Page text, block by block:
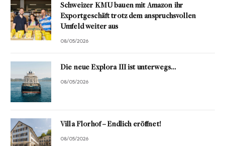
Schweizer KMU bauen mit Amazon ihr
Exportgeschäft trotz dem anspruchsvollen
Umfeld weiter aus
08/05/2026
Die neue Explora III ist unterwegs…
08/05/2026
Villa Florhof – Endlich eröffnet!
08/05/2026